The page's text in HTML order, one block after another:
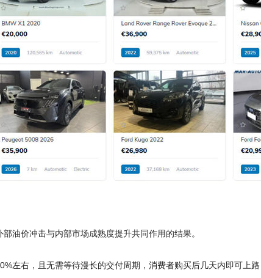
油价冲击与内部市场成熟度提升共同作用的结果。
左右，且无需等待漫长的交付周期，消费者购买后几天内即可上路